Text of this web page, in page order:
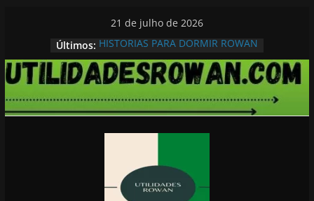
conteúdo
21 de julho de 2026
Últimos: HISTORIAS PARA DORMIR ROWAN